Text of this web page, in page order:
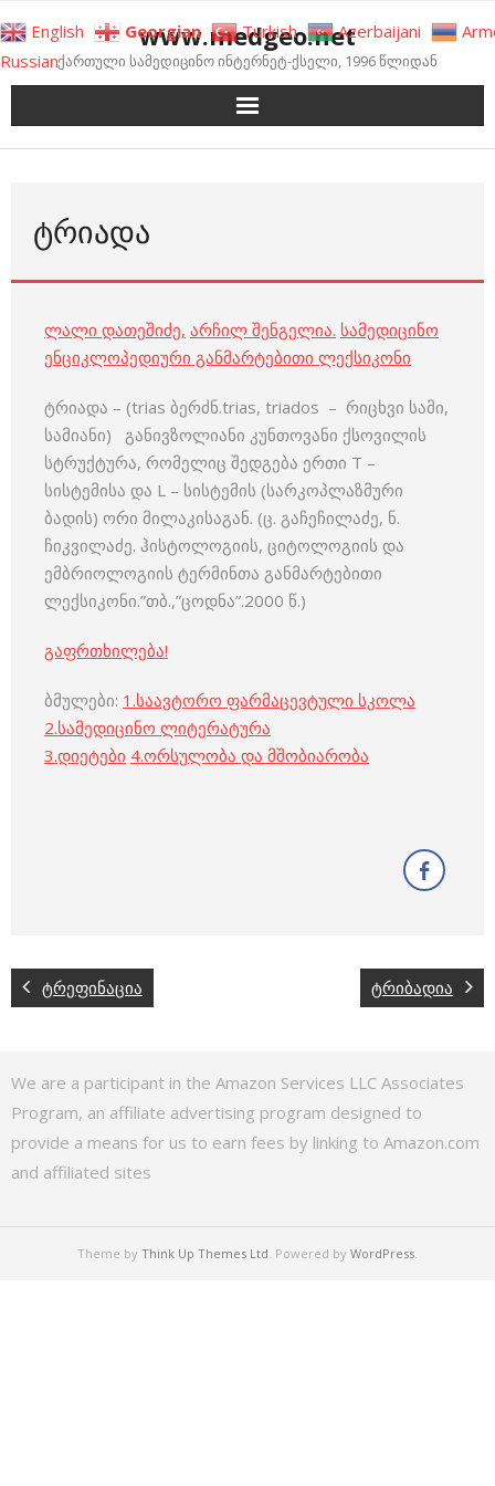
to
content
www.medgeo.net
ქართული სამედიცინო ინტერნეტ-ქსელი, 1996 წლიდან
ᲢᲠᲘᲐᲓᲐ
ლალი დათეშიძე, არჩილ შენგელია. სამედიცინო
ენციკლოპედიური განმარტებითი ლექსიკონი
ტრიადა – (trias ბერძნ.trias, triados – რიცხვი სამი,
სამიანი) განივზოლიანი კუნთოვანი ქსოვილის
სტრუქტურა, რომელიც შედგება ერთი T –
სისტემისა და L – სისტემის (სარკოპლაზმური
ბადის) ორი მილაკისაგან. (ც. გაჩეჩილაძე, ნ.
ჩიკვილაძე. ჰისტოლოგიის, ციტოლოგიის და
ემბრიოლოგიის ტერმინთა განმარტებითი
ლექსიკონი.”თბ.,”ცოდნა”.2000 წ.)
გაფრთხილება!
ბმულები: 1.საავტორო ფარმაცევტული სკოლა
2.სამედიცინო ლიტერატურა
3.დიეტები 4.ორსულობა და მშობიარობა
ტრეფინაცია ტრიბადია
We are a participant in the Amazon Services LLC Associates
Program, an affiliate advertising program designed to
provide a means for us to earn fees by linking to Amazon.com
and affiliated sites
Theme by Think Up Themes Ltd. Powered by WordPress.
English Georgian Turkish Azerbaijani
Russian